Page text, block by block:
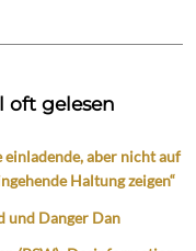
oft gelesen
einladende, aber nicht auf
Haltung zeigen“
und Danger Dan